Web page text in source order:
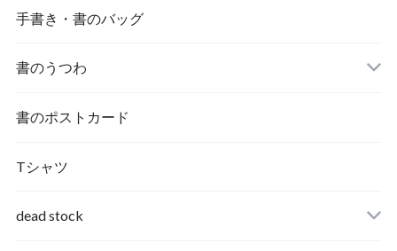
手書き・書のバッグ
書のうつわ
書のポストカード
Tシャツ
dead stock